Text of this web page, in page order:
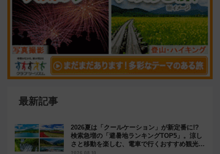
最新記事
2026夏は「クールケーション」が新定番に!?
検索急増の「避暑地ランキングTOP5」。涼し
さと移動を楽しむ、電車で行くおすすめ観光情
報も